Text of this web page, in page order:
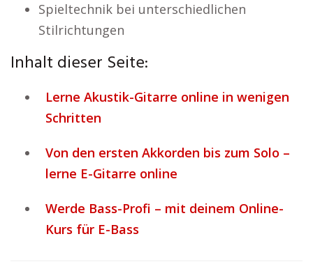
Spieltechnik bei unterschiedlichen
Stilrichtungen
Inhalt dieser Seite:
Lerne Akustik-Gitarre online in wenigen
Schritten
Von den ersten Akkorden bis zum Solo –
lerne E-Gitarre online
Werde Bass-Profi – mit deinem Online-
Kurs für E-Bass